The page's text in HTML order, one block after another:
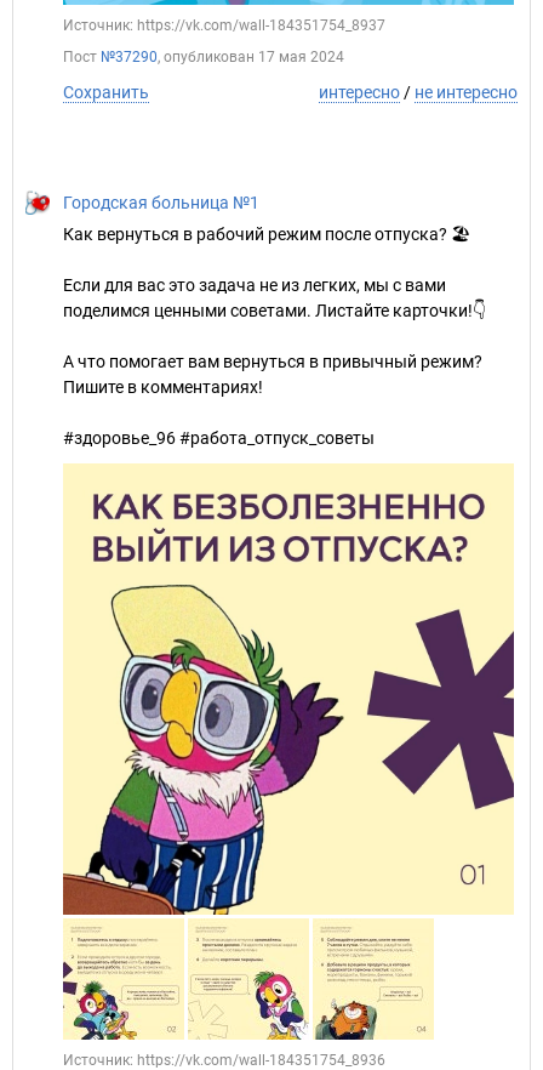
Источник: https://vk.com/wall-184351754_8937
Пост №37290, опубликован 17 мая 2024
Сохранить интересно / не интересно
Городская больница №1
Как вернуться в рабочий режим после отпуска? 🏖
Если для вас это задача не из легких, мы с вами
поделимся ценными советами. Листайте карточки!👇
А что помогает вам вернуться в привычный режим?
Пишите в комментариях!
#здоровье_96 #работа_отпуск_советы
Источник: https://vk.com/wall-184351754_8936